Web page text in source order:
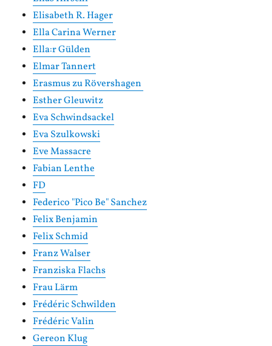
Elisabeth R. Hager
Ella Carina Werner
Ella:r Gülden
Elmar Tannert
Erasmus zu Rövershagen
Esther Gleuwitz
Eva Schwindsackel
Eva Szulkowski
Eve Massacre
Fabian Lenthe
FD
Federico "Pico Be" Sanchez
Felix Benjamin
Felix Schmid
Franz Walser
Franziska Flachs
Frau Lärm
Frédéric Schwilden
Frédéric Valin
Gereon Klug